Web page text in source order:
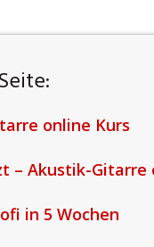
online Kurs
– Akustik-Gitarre
in 5 Wochen